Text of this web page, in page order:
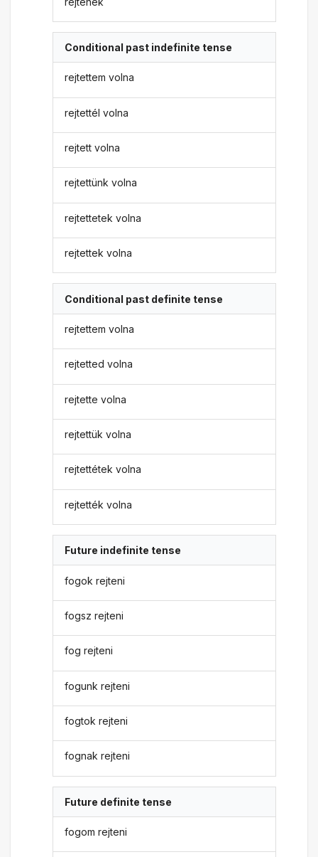
Conditional past indefinite tense
rejtettem volna
rejtettél volna
rejtett volna
rejtettünk volna
rejtettetek volna
rejtettek volna
Conditional past definite tense
rejtettem volna
rejtetted volna
rejtette volna
rejtettük volna
rejtettétek volna
rejtették volna
Future indefinite tense
fogok rejteni
fogsz rejteni
fog rejteni
fogunk rejteni
fogtok rejteni
fognak rejteni
Future definite tense
fogom rejteni